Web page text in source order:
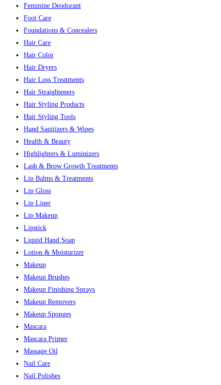
Feminine Deodorant
Foot Care
Foundations & Concealers
Hair Care
Hair Color
Hair Dryers
Hair Loss Treatments
Hair Straighteners
Hair Styling Products
Hair Styling Tools
Hand Sanitizers & Wipes
Health & Beauty
Highlighters & Luminizers
Lash & Brow Growth Treatments
Lip Balms & Treatments
Lip Gloss
Lip Liner
Lip Makeup
Lipstick
Liquid Hand Soap
Lotion & Moisturizer
Makeup
Makeup Brushes
Makeup Finishing Sprays
Makeup Removers
Makeup Sponges
Mascara
Mascara Primer
Massage Oil
Nail Care
Nail Polishes